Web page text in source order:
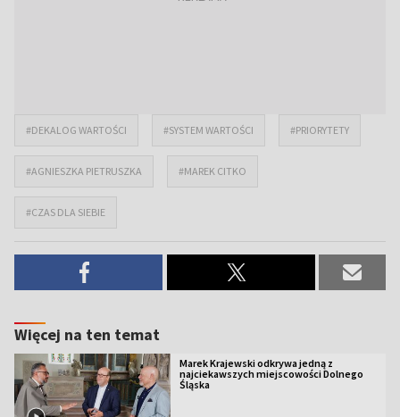
#DEKALOG WARTOŚCI #SYSTEM WARTOŚCI #PRIORYTETY
#AGNIESZKA PIETRUSZKA #MAREK CITKO
#CZAS DLA SIEBIE
Więcej na ten temat
Marek Krajewski odkrywa jedną z
najciekawszych miejscowości Dolnego
Śląska